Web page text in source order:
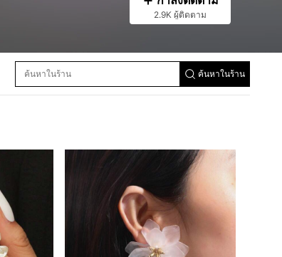
2.9K ผู้ติดตาม
ค้นหาในร้าน